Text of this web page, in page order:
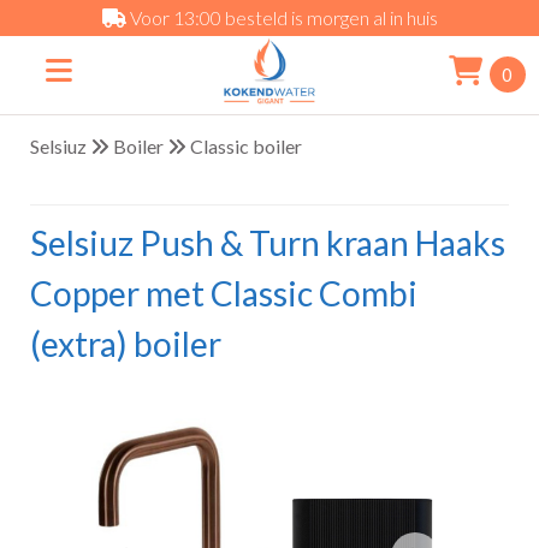
Voor 13:00 besteld is morgen al in huis
0
Selsiuz Boiler Classic boiler
Selsiuz Push & Turn kraan Haaks
Copper met Classic Combi
(extra) boiler